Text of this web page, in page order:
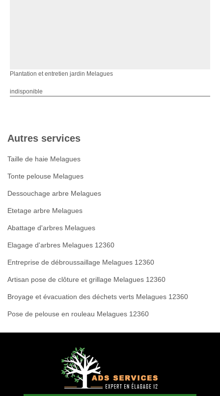
Plantation et entretien jardin Melagues
indisponible
Autres services
Taille de haie Melagues
Tonte pelouse Melagues
Dessouchage arbre Melagues
Etetage arbre Melagues
Abattage d'arbres Melagues
Elagage d'arbres Melagues 12360
Entreprise de débroussaillage Melagues 12360
Artisan pose de clôture et grillage Melagues 12360
Broyage et évacuation des déchets verts Melagues 12360
Pose de pelouse en rouleau Melagues 12360